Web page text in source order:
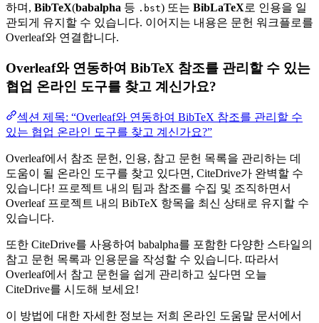
하며, BibTeX(babalpha 등 .bst) 또는 BibLaTeX로 인용을 일
관되게 유지할 수 있습니다. 이어지는 내용은 문헌 워크플로를
Overleaf와 연결합니다.
Overleaf와 연동하여 BibTeX 참조를 관리할 수 있는
협업 온라인 도구를 찾고 계신가요?
섹션 제목: “Overleaf와 연동하여 BibTeX 참조를 관리할 수
있는 협업 온라인 도구를 찾고 계신가요?”
Overleaf에서 참조 문헌, 인용, 참고 문헌 목록을 관리하는 데
도움이 될 온라인 도구를 찾고 있다면, CiteDrive가 완벽할 수
있습니다! 프로젝트 내의 팀과 참조를 수집 및 조직하면서
Overleaf 프로젝트 내의 BibTeX 항목을 최신 상태로 유지할 수
있습니다.
또한 CiteDrive를 사용하여 babalpha를 포함한 다양한 스타일의
참고 문헌 목록과 인용문을 작성할 수 있습니다. 따라서
Overleaf에서 참고 문헌을 쉽게 관리하고 싶다면 오늘
CiteDrive를 시도해 보세요!
이 방법에 대한 자세한 정보는 저희 온라인 도움말 문서에서